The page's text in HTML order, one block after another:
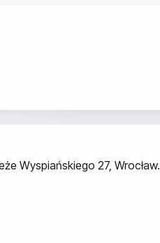
Wyspiańskiego 27, Wrocław.